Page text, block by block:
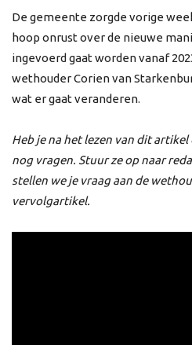
De gemeente zorgde vorige
hoop onrust over de nieuwe
ingevoerd gaat worden vanaf
wethouder Corien van
wat er gaat veranderen.
Heb je na het lezen van dit
nog vragen. Stuur ze op naar
stellen we je vraag aan de
vervolgartikel.